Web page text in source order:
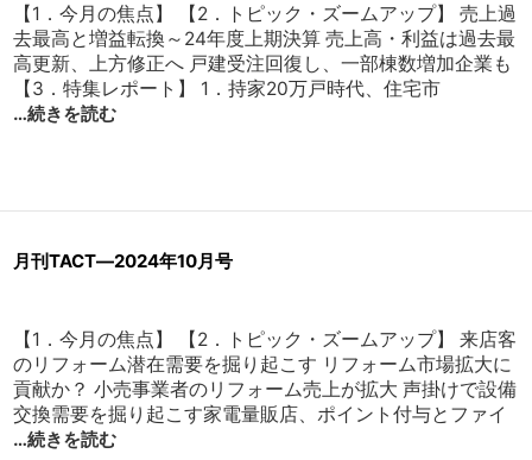
【1．今月の焦点】 【2．トピック・ズームアップ】 売上過
去最高と増益転換～24年度上期決算 売上高・利益は過去最
高更新、上方修正へ 戸建受注回復し、一部棟数増加企業も
【3．特集レポート】 1．持家20万戸時代、住宅市
…続きを読む
月刊TACT―2024年10月号
【1．今月の焦点】 【2．トピック・ズームアップ】 来店客
のリフォーム潜在需要を掘り起こす リフォーム市場拡大に
貢献か？ 小売事業者のリフォーム売上が拡大 声掛けで設備
交換需要を掘り起こす家電量販店、ポイント付与とファイ
…続きを読む